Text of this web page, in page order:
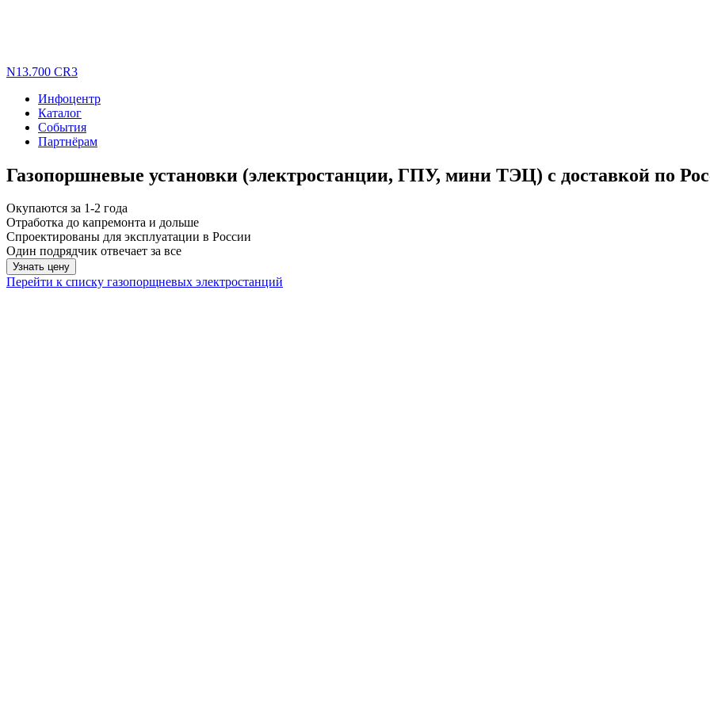
N13.700 CR3
Инфоцентр
Каталог
События
Партнёрам
Газопоршневые установки (электростанции, ГПУ, мини ТЭЦ) с доставкой по
Окупаются за 1-2 года
Отработка до капремонта и дольше
Спроектированы для эксплуатации в России
Один подрядчик отвечает за все
Узнать цену
Перейти к списку газопорщневых электростанций